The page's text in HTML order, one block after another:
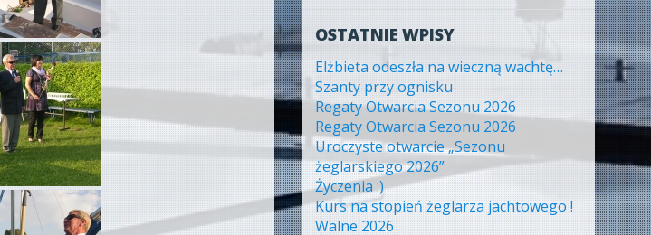
OSTATNIE WPISY
Elżbieta odeszła na wieczną wachtę…
Szanty przy ognisku
Regaty Otwarcia Sezonu 2026
Regaty Otwarcia Sezonu 2026
Uroczyste otwarcie „Sezonu
żeglarskiego 2026”
Życzenia :)
Kurs na stopień żeglarza jachtowego !
Walne 2026